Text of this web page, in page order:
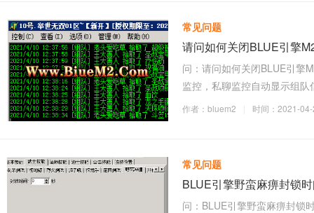
常见问题
请问如何关闭BLUE引擎
问：请问如何关闭BLUE引擎
监控，私聊监控自动显示组
作者：bluem2 时间：2021-
常见问题
BLUE引擎野蛮麻痹封锁
问：BLUE引擎野蛮麻痹封锁